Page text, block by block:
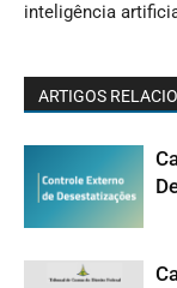
inteligência
ARTIGOS